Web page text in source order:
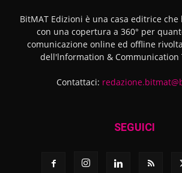
BitMAT Edizioni è una casa editrice
con una copertura a 360° per
comunicazione online ed offline
dell'lnformation & Communication
Contattaci:
SEGUICI